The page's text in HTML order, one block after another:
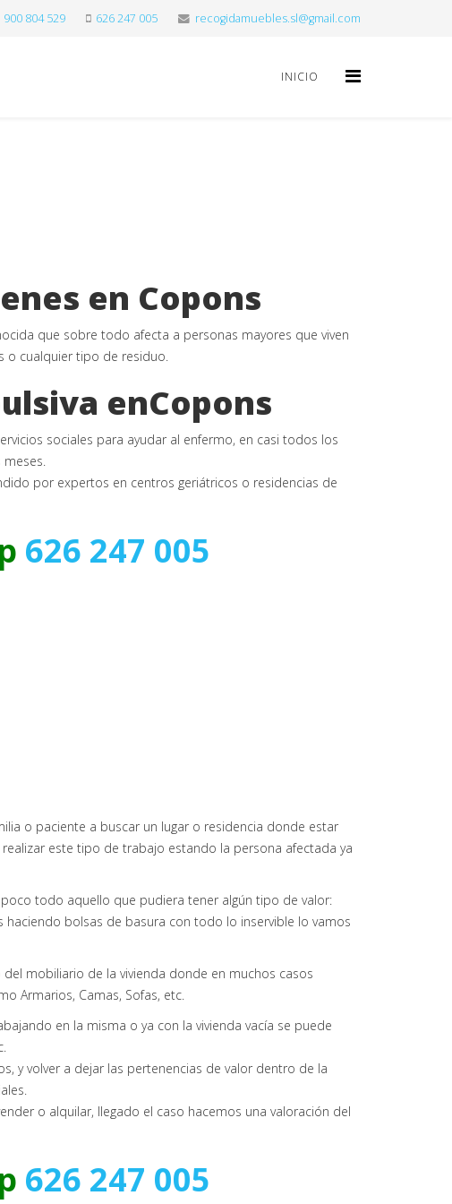
900 804 529 626 247 005 recogidamuebles.sl@gmail.com
INICIO
en Copons
que sobre todo afecta a personas mayores que viven
o cualquier tipo de residuo.
enCopons
sociales para ayudar al enfermo, en casi todos los
meses.
por expertos en centros geriátricos o residencias de
626 247 005
o paciente a buscar un lugar o residencia donde estar
este tipo de trabajo estando la persona afectada ya
todo aquello que pudiera tener algún tipo de valor:
bolsas de basura con todo lo inservible lo vamos
mobiliario de la vivienda donde en muchos casos
Armarios, Camas, Sofas, etc.
en la misma o ya con la vivienda vacía se puede
y volver a dejar las pertenencias de valor dentro de la
o alquilar, llegado el caso hacemos una valoración del
626 247 005